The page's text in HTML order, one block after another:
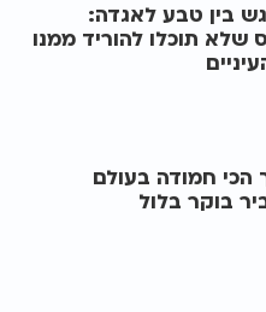
בין טבע לאגדה:
שלא תוכלו להוריד ממנו
הכי חמודה בעולם
בוקר בלול